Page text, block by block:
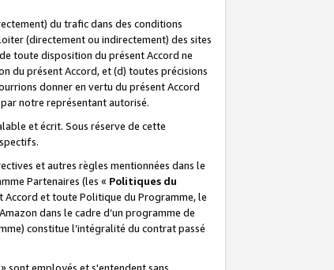
du trafic dans des conditions
(directement ou indirectement) des sites
toute disposition du présent Accord ne
du présent Accord, et (d) toutes précisions
donner en vertu du présent Accord
notre représentant autorisé.
et écrit. Sous réserve de cette
et autres règles mentionnées dans le
Partenaires (les « Politiques du
Accord et toute Politique du Programme, le
dans le cadre d’un programme de
constitue l’intégralité du contrat passé